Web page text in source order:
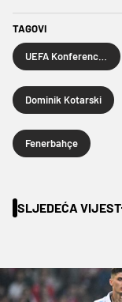
TAGOVI
Dominik Kotarski
Fenerbahçe
SLJEDEĆA VIJEST